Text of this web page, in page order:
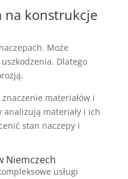
na konstrukcje
Może
Dlatego
znaczenie materiałów i
materiały i ich
stan naczepy i
Niemczech
usługi